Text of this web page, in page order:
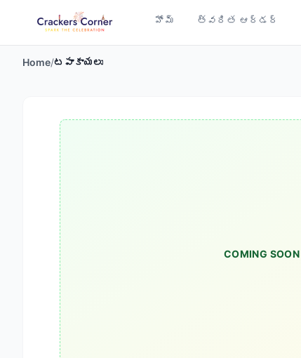
హోమ్ త్వరిత ఆర్డర్
Home/టపాకాయలు
COMING SOON